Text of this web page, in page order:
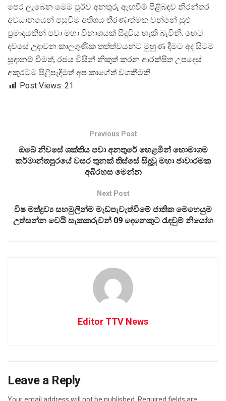
පෙර ලැබෙන මෙම පූර්ව අනතුරු ඇඟවීම් පිළිබඳව නිරන්තර
අවධානයෙන් පසුවීම අතිශය තීරණාත්මක වන්නේ සුළු
ප්රමාදයකින් පවා මහා විනාශයක් සිදුවිය හැකි බැවිනි. හෙට
දවසේ උදාවන කාලගුණික තත්ත්වයන්ට මුහුණ දීමට අද සිටම
සූදානම් වීමත්, රජය විසින් නිකුත් කරන ආරක්ෂිත උපදෙස්
අකුරටම පිළිපැදීමත් අප කාගේත් වගකීමකි.
Post Views: 21
Previous Post
ඔබේ නිවසේ ශක්තිය පවා අනතුරේ හෙළමින් හොමාගම
කර්මාන්තපුරයේ වසර තුනක් තිස්සේ සිදුවූ මහා ජාවාරමක
අබිරහස මෙන්න
Next Post
විෂ මත්ද්‍රව්‍ය සහමුලින්ම මැඩපැවැත්වීමේ ජාතික මෙහෙයුම
උත්සන්න වෙයි සැකකරුවන් 09 දෙනෙකුට රැඳවුම් නියෝග
Editor TTV News
Leave a Reply